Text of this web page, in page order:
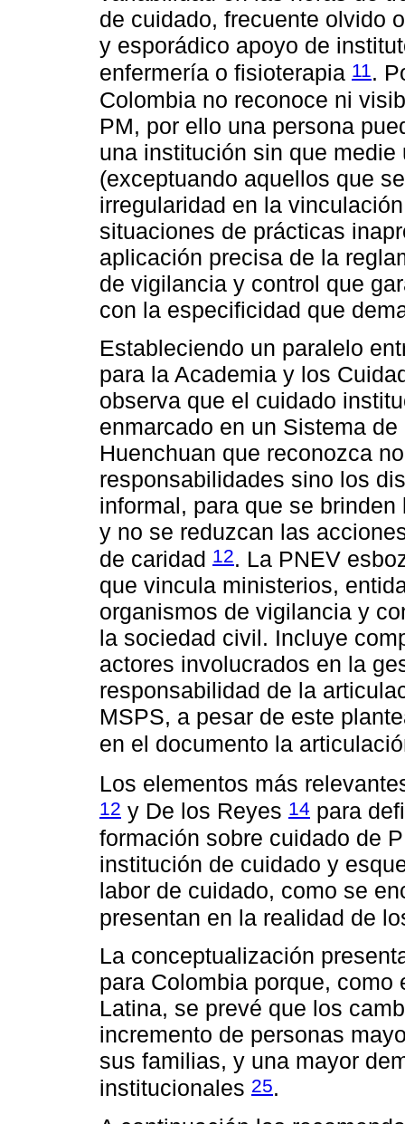
de cuidado, frecuente olvido
y esporádico apoyo de
enfermería o fisioterapia 11 .
Colombia no reconoce ni
PM, por ello una persona
una institución sin que
(exceptuando aquellos que
irregularidad en la
situaciones de prácticas
aplicación precisa de la
de vigilancia y control que
con la especificidad que
Estableciendo un paralelo
para la Academia y los
observa que el cuidado
enmarcado en un Sistema
Huenchuan que reconozca
responsabilidades sino los
informal, para que se
y no se reduzcan las
de caridad 12. La PNEV
que vincula ministerios,
organismos de vigilancia y
la sociedad civil. Incluye
actores involucrados en la
responsabilidad de la
MSPS, a pesar de este
en el documento la
Los elementos más
12 y De los Reyes 14 para
formación sobre cuidado de
institución de cuidado y
labor de cuidado, como se
presentan en la realidad de
La conceptualización
para Colombia porque,
Latina, se prevé que los
incremento de personas
sus familias, y una mayor
institucionales 25.